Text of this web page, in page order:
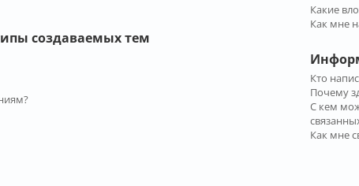
создаваемых тем
Какие
Как мне
Кто
Почему
С кем
Как мне